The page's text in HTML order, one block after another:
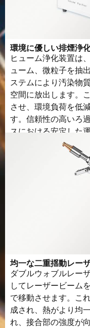
10
動作湿度 5-
環境に優しい排煙浄
ヒューム浄化装置は
ューム、微粒子を抽
ステムにより汚染物
空間に放出します。
させ、環境負荷を低
す。信頼性の高いろ
スにおける安定した
均一な二重揺動レー
ダブルウォブルレー
してレーザービーム
で移動させます。こ
成され、熱がより均
れ、接合部の強度が